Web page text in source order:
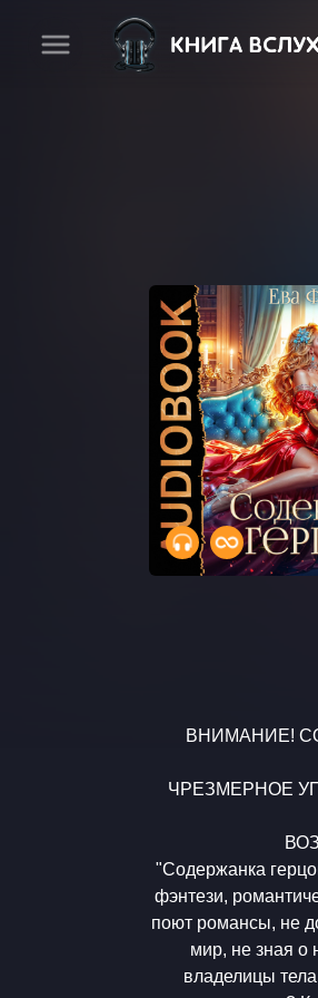
ВНИМАНИЕ!
​ЧРЕЗМЕРНОЕ
​"Содержанка
фэнтези,
поют романсы, не
мир, не зная о
владелицы